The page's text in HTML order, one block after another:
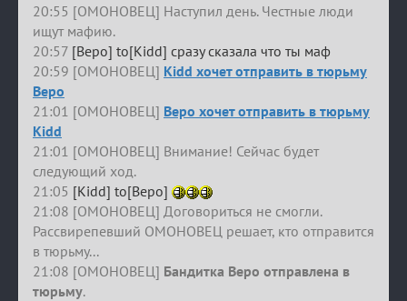
20:55 [ОМОНОВЕЦ] Наступил день. Честные люди
ищут мафию.
20:57 [Веро] to[Kidd] сразу сказала что ты маф
20:59 [ОМОНОВЕЦ] Kidd хочет отправить в тюрьму
Веро
21:01 [ОМОНОВЕЦ] Веро хочет отправить в тюрьму
Kidd
21:01 [ОМОНОВЕЦ] Внимание! Сейчас будет
следующий ход.
21:05 [Kidd] to[Веро]
21:08 [ОМОНОВЕЦ] Договориться не смогли.
Рассвирепевший ОМОНОВЕЦ решает, кто отправится
в тюрьму...
21:08 [ОМОНОВЕЦ] Бандитка Веро отправлена в
тюрьму.